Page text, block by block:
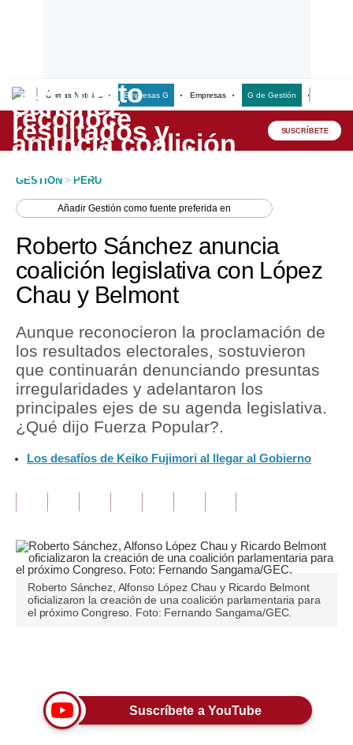
Últimas Noticias Empresas G Empresas G de Gestión
Lo último
Peru Quiosco
Economía
Mercados
Política
Tu Dinero
Finanzas Personales
Opinión
Editorial
Pregunta de hoy
Blogs
Viajes
Moda
SUSCRÍBETE
GESTION > PERU
AñadirGestión como fuente preferida en
Roberto Sánchez anuncia
coalición legislativa con López
Chau y Belmont
Aunque reconocieron la proclamación de
los resultados electorales, sostuvieron
que continuarán denunciando presuntas
irregularidades y adelantaron los
principales ejes de su agenda legislativa.
¿Qué dijo Fuerza Popular?.
Los desafíos de Keiko Fujimori al llegar al Gobierno
Roberto Sánchez, Alfonso López Chau y Ricardo Belmont
oficializaron la creación de una coalición parlamentaria para
el próximo Congreso. Foto: Fernando Sangama/GEC.
Suscríbete a YouTube